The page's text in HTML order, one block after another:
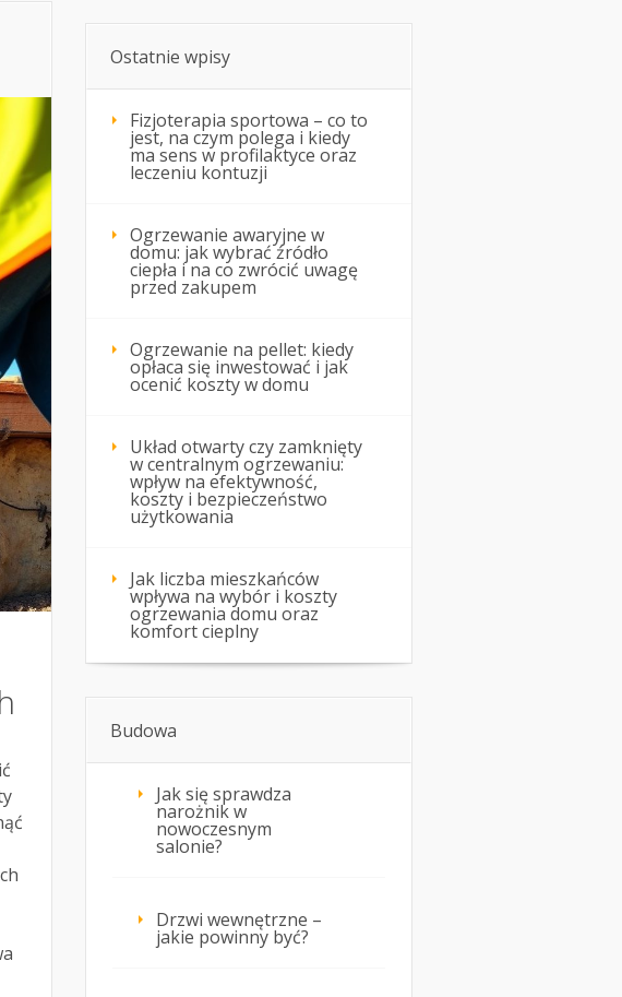
Ostatnie wpisy
Fizjoterapia sportowa – co to
jest, na czym polega i kiedy
ma sens w profilaktyce oraz
leczeniu kontuzji
Ogrzewanie awaryjne w
domu: jak wybrać źródło
ciepła i na co zwrócić uwagę
przed zakupem
Ogrzewanie na pellet: kiedy
opłaca się inwestować i jak
ocenić koszty w domu
Układ otwarty czy zamknięty
w centralnym ogrzewaniu:
wpływ na efektywność,
koszty i bezpieczeństwo
użytkowania
Jak liczba mieszkańców
wpływa na wybór i koszty
ogrzewania domu oraz
komfort cieplny
Budowa
Jak się sprawdza
narożnik w
nowoczesnym
salonie?
Drzwi wewnętrzne –
jakie powinny być?